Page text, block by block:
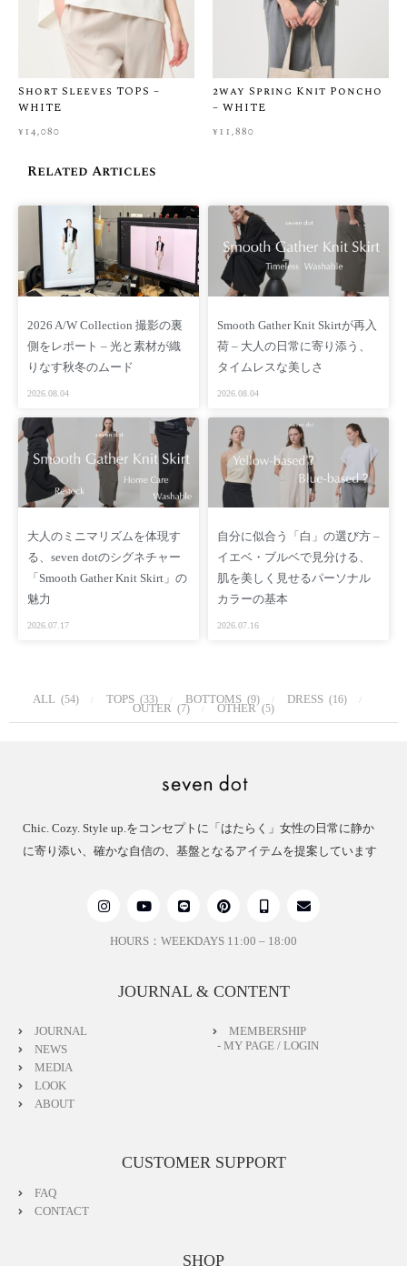
※当店では一点一点大切にお届けしているため、お届け後のお
客様都合による返品・交換はご遠慮いただいております。ぜひ
事前のチャット相談をご活用いただき、安心してお買い物をお
楽しみくださいませ。
【商品番号】 SD04S-SSJ-BK
【素材】表地：ポリエステル 100% 別布：綿 100%
【重さ】 – g
【生産国】中国
【採寸情報(cm)】
FREE 着丈：64㎝ 身幅：104㎝ 肩幅：58.5cm
※手作業による平置きでの採寸の為、多少の誤差が出る場合が
ございます
予めご了承ください
【着用モデル】
身長 167cm・173cm
［ Staff Comments ］
暑い夏に着れるジャケットは活躍の場を広げ
カジュアルになりがちなシーズンでも
インナーに羽織るだけで
低身長の方にも合わせやすく
BLACK https://www.seven-dot.com/items/85533588
https://www.seven-dot.com/items/85160618
Instagram
https://www.instagram.com/seven.dot.official/
Short Sleeves TOPS –
WHITE
¥14,080
2way Spring Knit Poncho
– WHITE
¥11,880
Related Articles
2026 A/W Collection 撮影の裏
側をレポート – 光と素材が織
りなす秋冬のムード
2026.08.04
Smooth Gather Knit Skirtが再入
荷 – 大人の日常に寄り添う、
タイムレスな美しさ
2026.08.04
大人のミニマリズムを体現す
る、seven dotのシグネチャー
「Smooth Gather Knit Skirt」の
魅力
2026.07.17
自分に似合う「白」の選び方 –
イエベ・ブルベで見分ける、
肌を美しく見せるパーソナル
カラーの基本
2026.07.16
ALL (54) TOPS (33) BOTTOMS (9) DRESS (16)
OUTER (7) OTHER (5)
Chic. Cozy. Style up.をコンセプトに「はたらく」女性の日常に静か
に寄り添い、確かな自信の、基盤となるアイテムを提案しています
HOURS：WEEKDAYS 11:00 – 18:00
JOURNAL & CONTENT
JOURNAL
NEWS
MEDIA
LOOK
ABOUT
MEMBERSHIP
- MY PAGE / LOGIN
CUSTOMER SUPPORT
FAQ
CONTACT
SHOP